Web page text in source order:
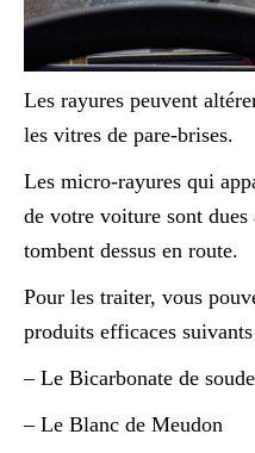
Les rayures peuvent
les vitres de pare-brises.
Les micro-rayures qui
de votre voiture sont
tombent dessus en route.
Pour les traiter, vous
produits efficaces
– Le Bicarbonate de soude
– Le Blanc de Meudon